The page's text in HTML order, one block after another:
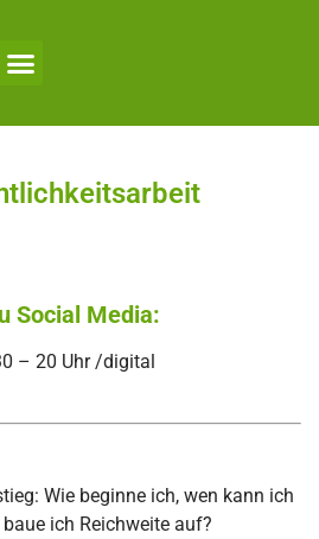
Social Media:
– 20 Uhr /digital
Wie beginne ich, wen kann ich
ich Reichweite auf?